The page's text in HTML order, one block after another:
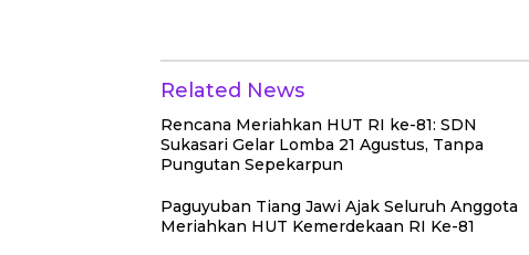
Jembatan
Related News
Rencana Meriahkan HUT RI ke-81: SDN
Sukasari Gelar Lomba 21 Agustus, Tanpa
Pungutan Sepekarpun
Paguyuban Tiang Jawi Ajak Seluruh Anggota
Meriahkan HUT Kemerdekaan RI Ke-81